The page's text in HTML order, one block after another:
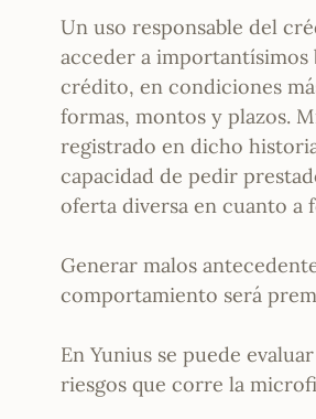
Un uso responsable del
acceder a importantísimos
crédito, en condiciones
formas, montos y plazos.
registrado en dicho
capacidad de pedir
oferta diversa en cuanto a
Generar malos
comportamiento será
En Yunius se puede
riesgos que corre la